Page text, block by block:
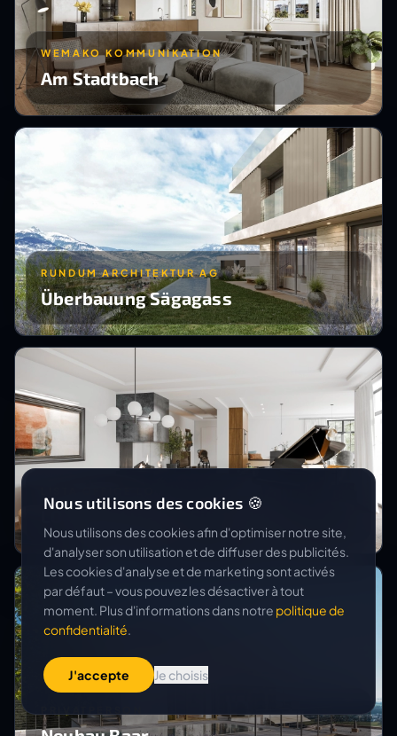
WEMAKO KOMMUNIKATION
Am Stadtbach
RUNDUM ARCHITEKTUR AG
Überbauung Sägagass
LO Solo - LO Plug Sitztruhe
Nous utilisons des cookies 🍪
Nous utilisons des cookies afin d'optimiser notre site,
d'analyser son utilisation et de diffuser des publicités.
Les cookies d'analyse et de marketing sont activés
par défaut – vous pouvez les désactiver à tout
moment. Plus d'informations dans notre politique de
confidentialité.
J'accepte Je choisis